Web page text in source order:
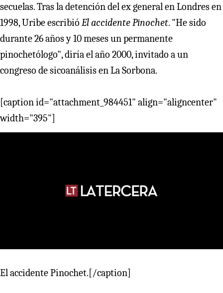
secuelas. Tras la detención del ex general en Londres en
1998, Uribe escribió El accidente Pinochet. "He sido
durante 26 años y 10 meses un permanente
pinochetólogo", diría el año 2000, invitado a un
congreso de sicoanálisis en La Sorbona.
[caption id="attachment_984451" align="aligncenter"
width="395"]
El accidente Pinochet.[/caption]